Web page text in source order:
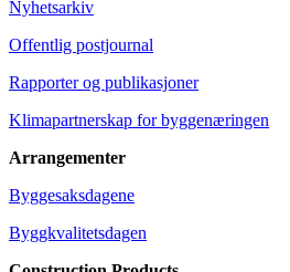
Nyhetsarkiv
Offentlig postjournal
Rapporter og publikasjoner
Klimapartnerskap for byggenæringen
Arrangementer
Byggesaksdagene
Byggkvalitetsdagen